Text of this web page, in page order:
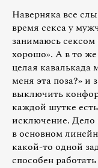
Наверняка все
время секса у
занимаюсь
хорошо». А в то
целая
меня эта поза?» и
выключить
каждой шутке
исключение. Дело
в основном
какой-то одной
способен